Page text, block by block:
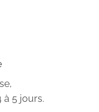
à 5 jours.